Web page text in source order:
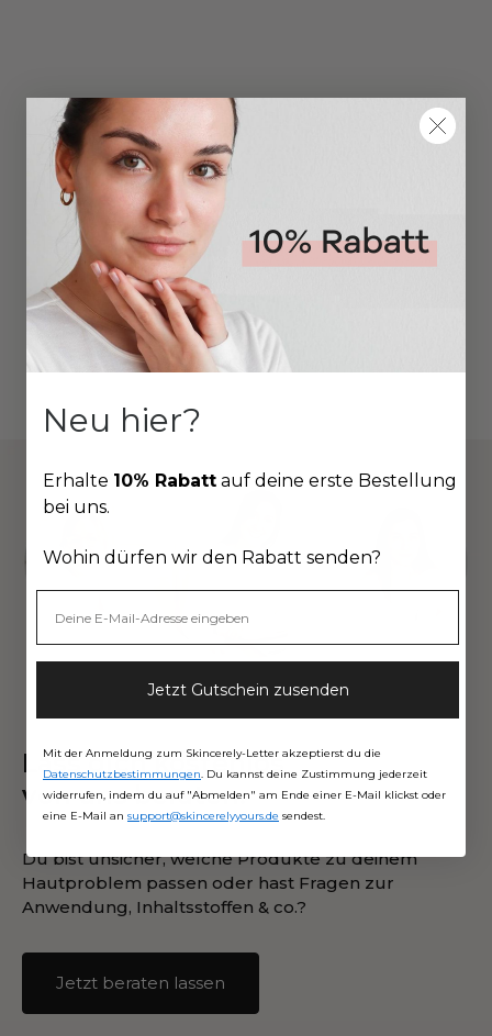
Lass dich kostenlos
von uns beraten.
Du bist unsicher, welche Produkte zu deinem
Hautproblem passen oder hast Fragen zur
Anwendung, Inhaltsstoffen & co.?
Jetzt beraten lassen
Neu hier?
Erhalte 10% Rabatt auf deine erste Bestellung
bei uns.
Wohin dürfen wir den Rabatt senden?
Jetzt Gutschein zusenden
Mit der Anmeldung zum Skincerely-Letter akzeptierst du die
Datenschutzbestimmungen. Du kannst deine Zustimmung jederzeit
widerrufen, indem du auf "Abmelden" am Ende einer E-Mail klickst oder
eine E-Mail an support@skincerelyyours.de sendest.